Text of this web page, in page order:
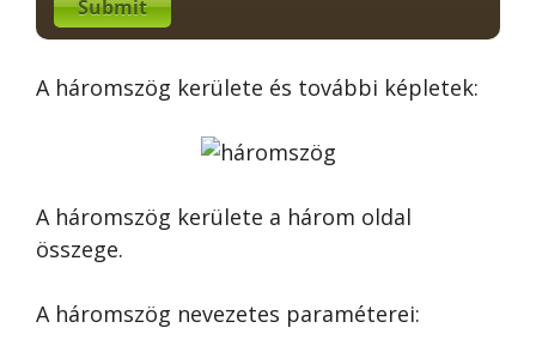
Submit
A háromszög kerülete és további képletek:
A háromszög kerülete a három oldal
összege.
A háromszög nevezetes paraméterei: